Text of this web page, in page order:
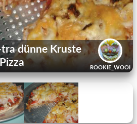
ROOKIE_WOOKIE
dünne Kruste